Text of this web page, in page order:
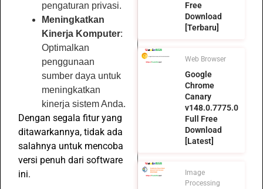
pengaturan privasi.
Meningkatkan
Kinerja Komputer:
Optimalkan
penggunaan
sumber daya untuk
meningkatkan
kinerja sistem Anda.
Dengan segala fitur yang
ditawarkannya, tidak ada
salahnya untuk mencoba
versi penuh dari software
ini.
Free
Download
[Terbaru]
Web Browser
Google
Chrome
Canary
v148.0.7775.0
Full Free
Download
[Latest]
Image
Processing